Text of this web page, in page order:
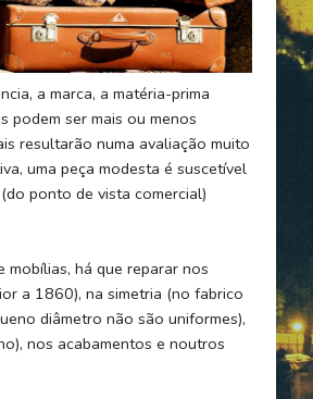
a marca, a matéria-prima
podem ser mais ou menos
resultarão numa avaliação muito
uma peça modesta é suscetível
ponto de vista comercial)
mobílias, há que reparar nos
a 1860), na simetria (no fabrico
diâmetro não são uniformes),
nos acabamentos e noutros